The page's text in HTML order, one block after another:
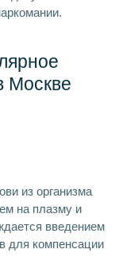
Москве
из организма
на плазму и
введением
для компенсации